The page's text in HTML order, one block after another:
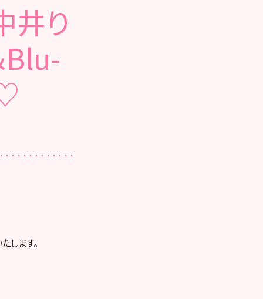
井り
Blu-
します。